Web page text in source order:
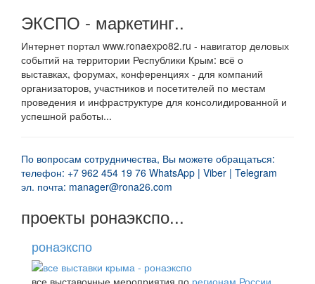
ЭКСПО - маркетинг..
Интернет портал www.ronaexpo82.ru - навигатор деловых
событий на территории Республики Крым: всё о
выставках, форумах, конференциях - для компаний
организаторов, участников и посетителей по местам
проведения и инфраструктуре для консолидированной и
успешной работы...
По вопросам сотрудничества, Вы можете обращаться:
телефон: +7 962 454 19 76 WhatsApp | Viber | Telegram
эл. почта: manager@rona26.com
проекты ронаэкспо...
ронаэкспо
все выставочные мероприятия по регионам России,